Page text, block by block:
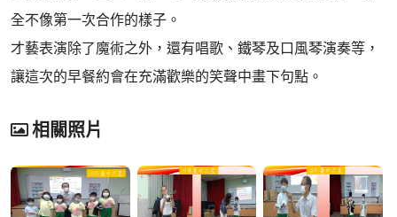
全不像第一次合作的樣子。
才藝表演除了魔術之外，還有唱歌、鐵琴及口風琴演奏等，
讓這次的早餐約會在充滿歡樂的笑聲中畫下句點。
相關照片